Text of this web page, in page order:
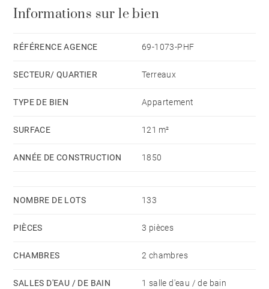
Nombre de lots dans la copropriété: 133 - Montant
€/an
Informations sur le bien
RÉFÉRENCE AGENCE 69-1073-PHF
SECTEUR/ QUARTIER Terreaux
TYPE DE BIEN Appartement
SURFACE 121 m²
ANNÉE DE CONSTRUCTION 1850
NOMBRE DE LOTS 133
PIÈCES 3 pièces
CHAMBRES 2 chambres
SALLES D'EAU / DE BAIN 1 salle d'eau / de bain